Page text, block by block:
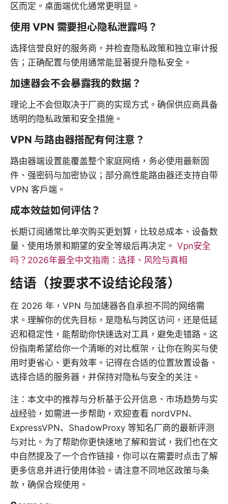
区而定。桌面端优化通常更明显。
使用 VPN 需要担心隐私泄露吗？
选择信誉良好的服务商，并检查隐私政策和独立审计报
告；正确配置与使用通常能显著提升隐私安全。
加速器会不会暴露我的数据？
理论上不会但取决于厂商的实现方式。确保供应商具备
透明的隐私政策和安全措施。
VPN 与路由器搭配有何注意？
路由器端设置能覆盖整个家庭网络，务必使用最新固
件、强密码与加密协议；部分高性能路由器还支持自带
VPN 客户端。
成本效益如何评估？
长期订阅通常比单次购买更划算，比较总成本、设备数
量、使用场景和期望的安全等级后再决定。 Vpn安全
吗？2026年最全中文指南：选择、风险与真相
结语（按要求不设结论段落）
在 2026 年，VPN 与加速器各自承担不同的网络需
求。理解你的优先目标，是隐私与跨区访问，还是低延
迟和稳定性，能帮助你快速选对工具，避免走错路。这
份指南希望给你一个清晰的对比框架，让你在购买与使
用时更省心、更有效率。记得在合适的位置放置设备、
选择合适的服务器，并保持对隐私与安全的关注。
注：本文中的推荐与分析基于公开信息、市场趋势与实
战经验，如需进一步帮助，欢迎查看 nordVPN、
ExpressVPN、ShadowProxy 等知名厂商的最新评测
与对比。为了帮助你更快速地了解和尝试，我们也在文
中自然提及了一个合作链接，你可以在需要时点击了解
更多信息并进行使用体验。请注意不同地区政策与条
款，确保合规使用。